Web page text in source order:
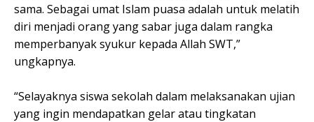
sama. Sebagai umat Islam puasa adalah untuk melatih
diri menjadi orang yang sabar juga dalam rangka
memperbanyak syukur kepada Allah SWT,”
ungkapnya.
“Selayaknya siswa sekolah dalam melaksanakan ujian
yang ingin mendapatkan gelar atau tingkatan